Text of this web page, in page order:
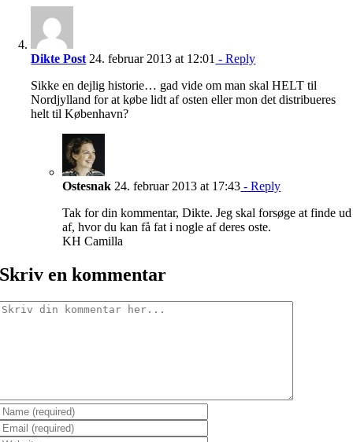
Dikte Post 24. februar 2013 at 12:01 - Reply
Sikke en dejlig historie… gad vide om man skal HELT til
Nordjylland for at købe lidt af osten eller mon det distribueres
helt til København?
Ostesnak 24. februar 2013 at 17:43 - Reply
Tak for din kommentar, Dikte. Jeg skal forsøge at finde ud
af, hvor du kan få fat i nogle af deres oste.
KH Camilla
Skriv en kommentar